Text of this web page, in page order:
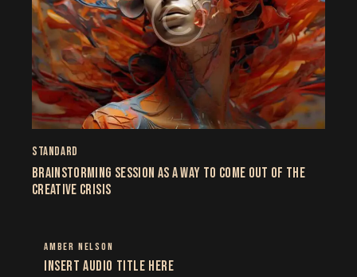
STANDARD
BRAINSTORMING SESSION AS A WAY TO COME OUT OF THE
CREATIVE CRISIS
AMBER NELSON
Insert Audio Title Here